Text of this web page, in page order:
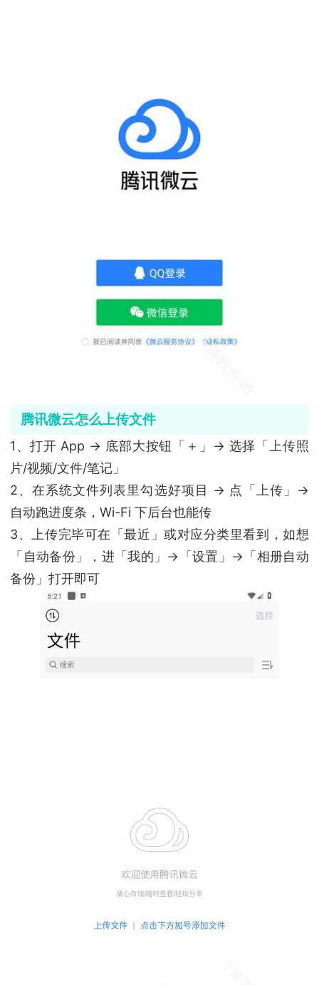
腾讯微云怎么上传文件
1、打开 App → 底部大按钮「＋」→ 选择「上传照
片/视频/文件/笔记」
2、在系统文件列表里勾选好项目 → 点「上传」→
自动跑进度条，Wi-Fi 下后台也能传
3、上传完毕可在「最近」或对应分类里看到，如想
「自动备份」，进「我的」→「设置」→「相册自动
备份」打开即可